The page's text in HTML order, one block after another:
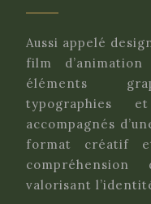
Aussi appelé
film
éléments
typographies
accompagnés
format créatif
valorisant